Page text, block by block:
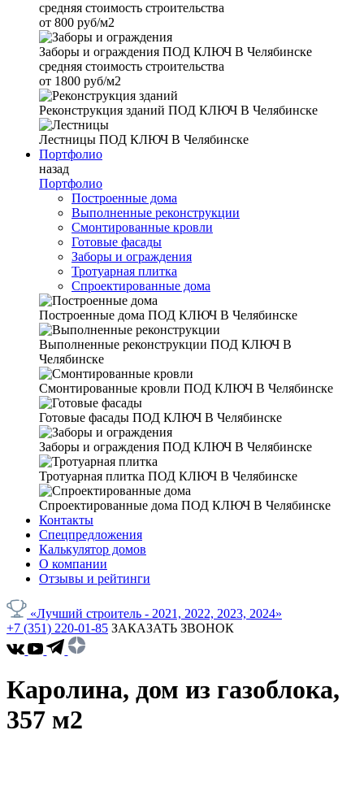
средняя стоимость строительства
от 800 руб/м2
Заборы и ограждения ПОД КЛЮЧ В Челябинске
средняя стоимость строительства
от 1800 руб/м2
Реконструкция зданий ПОД КЛЮЧ В Челябинске
Лестницы ПОД КЛЮЧ В Челябинске
Портфолио
назад
Портфолио
Построенные дома
Выполненные реконструкции
Смонтированные кровли
Готовые фасады
Заборы и ограждения
Тротуарная плитка
Спроектированные дома
Построенные дома ПОД КЛЮЧ В Челябинске
Выполненные реконструкции ПОД КЛЮЧ В
Челябинске
Смонтированные кровли ПОД КЛЮЧ В Челябинске
Готовые фасады ПОД КЛЮЧ В Челябинске
Заборы и ограждения ПОД КЛЮЧ В Челябинске
Тротуарная плитка ПОД КЛЮЧ В Челябинске
Спроектированные дома ПОД КЛЮЧ В Челябинске
Контакты
Спецпредложения
Калькулятор домов
О компании
Отзывы и рейтинги
«Лучший строитель - 2021, 2022, 2023, 2024»
+7 (351) 220-01-85 ЗАКАЗАТЬ ЗВОНОК
Каролина, дом из газоблока,
357 м2